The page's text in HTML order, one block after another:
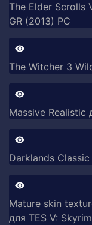
The Elder Scrolls
GR (2013) PC
The Witcher 3
Massive Realistic
Darklands
Mature skin
для TES V: Skyrim